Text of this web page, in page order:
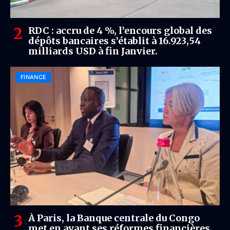
RDC : accru de 4 %, l’encours global des
dépôts bancaires s’établit à 16.923,54
milliards USD à fin Janvier.
FINANCE
À Paris, la Banque centrale du Congo